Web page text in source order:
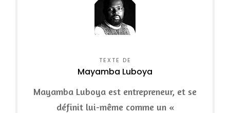
TEXTE DE
Mayamba Luboya
Mayamba Luboya est entrepreneur, et se
définit lui-même comme un «